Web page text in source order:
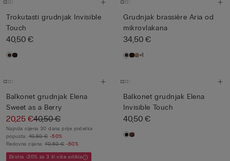
Trokutasti grudnjak Invisible
Touch
40,50 €
Grudnjak brassière Aria od
mikrovlakana
34,50 €
+1
Balkonet grudnjak Elena
Sweet as a Berry
20,25 €40,50 €
Najniža cijena 30 dana prije početka
popusta:40,50 € -50%
Redovna cijena:40,50 € -50%
Ekstra -30% za 3 ili više artikla
Balkonet grudnjak Elena
Invisible Touch
40,50 €